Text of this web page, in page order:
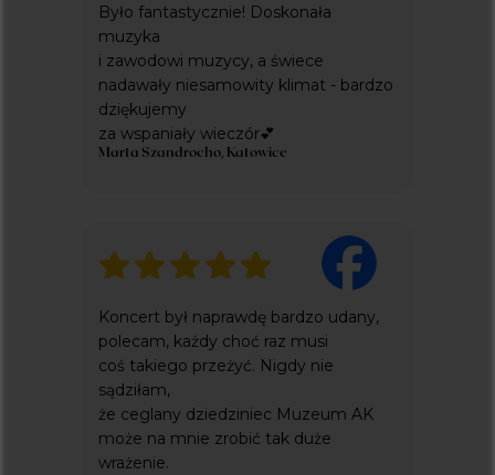
Koncert był naprawdę bardzo udany,
polecam, każdy choć raz musi
coś takiego przeżyć. Nigdy nie
sądziłam,
że ceglany dziedziniec Muzeum AK
może na mnie zrobić tak duże
wrażenie.
Było fantastycznie! Doskonała
muzyka
i zawodowi muzycy, a świece
nadawały niesamowity klimat - bardzo
dziękujemy
za wspaniały wieczór💕
Marta Szandrocho, Katowice
+48 22 699 99 40
INFO@KICKET.COM
INNE ZAPYTANIA:
SPRAWY DOTYCZĄCE BILETÓW:
+48 576 337 833
EVERLIGHT.CONCERTS@GMAIL.COM
Dodatkowe
wspierający cele statutowe